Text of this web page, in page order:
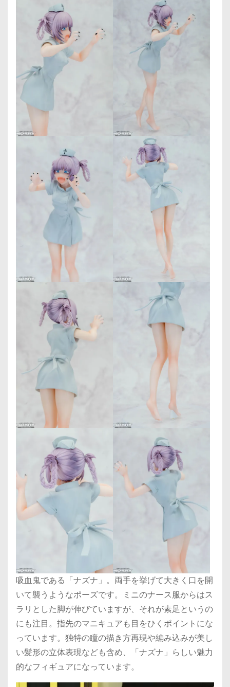
吸血鬼である「ナズナ」。両手を挙げて大きく口を開
いて襲うようなポーズです。ミニのナース服からはス
ラリとした脚が伸びていますが、それが素足というの
にも注目。指先のマニキュアも目をひくポイントにな
っています。独特の瞳の描き方再現や編み込みが美し
い髪形の立体表現なども含め、「ナズナ」らしい魅力
的なフィギュアになっています。